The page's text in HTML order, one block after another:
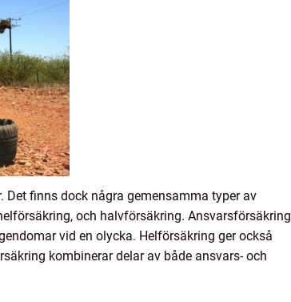
Det finns dock några gemensamma typer av
och halvförsäkring. Ansvarsförsäkring
vid en olycka. Helförsäkring ger också
kombinerar delar av både ansvars- och